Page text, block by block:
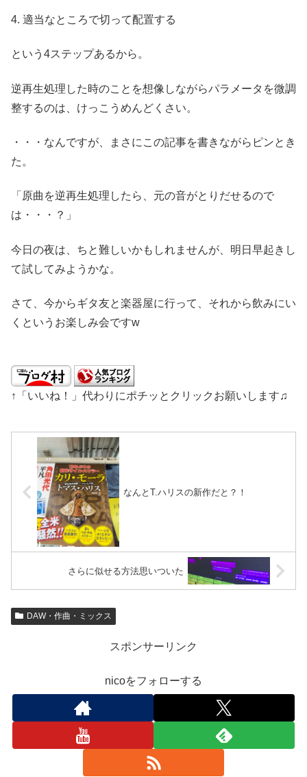
4. 適当なところで切って配置する
という4ステップあるから。
逆再生処理した時のことを想像しながらパラメータを微調
整するのは、けっこうめんどくさい。
・・・なんですが、まさにこの記事を書きながらピンとき
た。
「原曲を逆再生処理したら、元の音がとりだせるので
は・・・？」
今日の夜は、ちと難しいかもしれませんが、明日早起きし
て試してみようかな。
さて、今からギタ友と楽器屋に行って、それから飲みにい
くというお楽しみ会ですw
↑「いいね！」代わりにポチッとクリックお願いします♫
なんとT.ハリスの新作だと？！
さらに似せる方法思いついた
DAW・作曲・ミックス
スポンサーリンク
nicoをフォローする